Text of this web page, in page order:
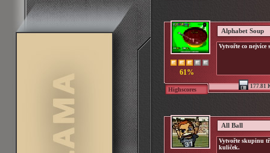
61%
Alphabet Soup
Vytvořte co nejvíce
Highscores 177.81
All Ball
Vytvořte skupinu
kuliček.